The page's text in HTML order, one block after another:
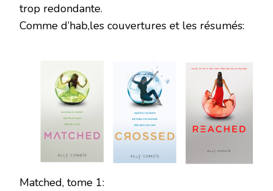
trop redondante.
Comme d’hab,les couvertures et les résumés:
Matched, tome 1: